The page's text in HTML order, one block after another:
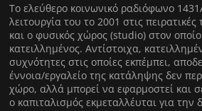
Tο ελεύθερο κοινωνικό ραδιόφωνο
λειτουργία του το 2001 στις
και ο φυσικός χώρος (studio) στον οποίο
κατειλλημένος. Αντίστοιχα,
συχνότητες στις οποίες εκπέμπει,
έννοια/εργαλείο της κατάληψης δεν
χώρο, αλλά μπορεί να εφαρμοστεί και
ο καπιταλισμός εκμεταλλέυται για